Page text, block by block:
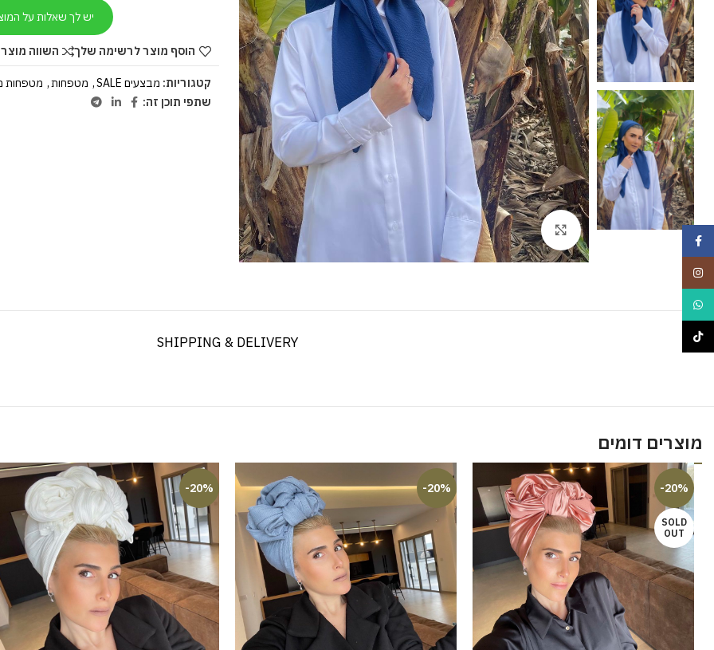
Click to enlarge
יש לך שאלות על
הוסף מוצר לרשימה שלך השווה
קטגוריות: מבצעים SALE , מטפחות, מטפחות
שתפי תוכן זה:
SHIPPING & DELIVERY
מוצרים דומים
-20%
SOLD
OUT
-20%
-20%